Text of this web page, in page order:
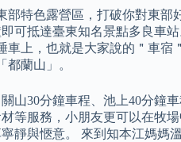
特色露營區，打破你對東部
可抵達臺東知名景點多良車站
上，也就是大家說的＂車宿
蘭山」。
山30分鐘車程、池上40分鐘
等服務，小朋友更可以在牧
與愜意。 來到知本江媽媽